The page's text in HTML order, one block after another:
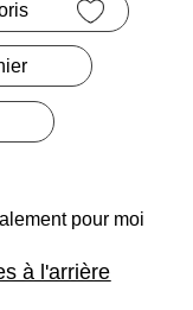
pour moi
à l'arrière